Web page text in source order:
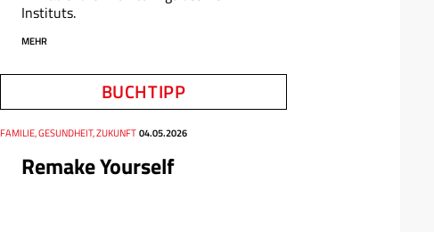
Instituts.
MEHR
BUCHTIPP
Remake Yourself
Thema
FAMILIE, GESUNDHEIT, ZUKUNFT
Datum 04.05.2026